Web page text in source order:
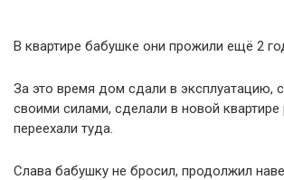
В квартире бабушке они прожили ещё 2
За это время дом сдали в эксплуатацию,
своими силами, сделали в новой квартире
переехали туда.
Слава бабушку не бросил, продолжил